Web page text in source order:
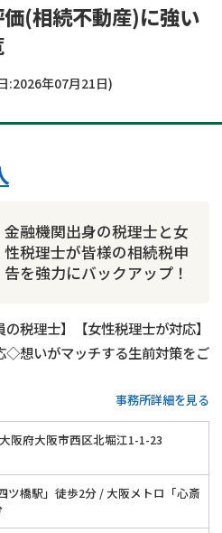
(相続不動産)に強い
:2026年07月21日)
金融機関出身の税理士と女
性税理士が皆様の相続税申
告を強力にバックアップ！
税理士】【女性税理士が対応】
想いがマッチする生前対策をご
事務所詳細を見る
大阪府大阪市西区北堀江1-1-23
ツ橋駅」徒歩2分 / 大阪メトロ「心斎